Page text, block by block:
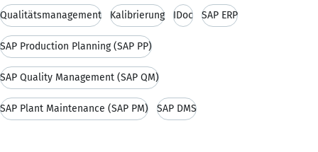
Qualitätsmanagement Kalibrierung IDoc SAP ERP
SAP Production Planning (SAP PP)
SAP Quality Management (SAP QM)
SAP Plant Maintenance (SAP PM) SAP DMS